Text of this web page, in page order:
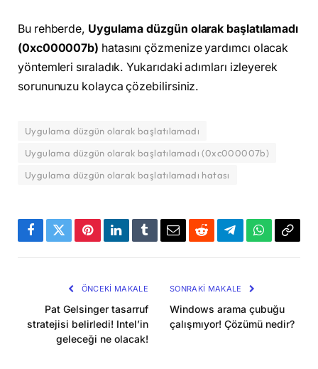
Bu rehberde, Uygulama düzgün olarak başlatılamadı
(0xc000007b) hatasını çözmenize yardımcı olacak
yöntemleri sıraladık. Yukarıdaki adımları izleyerek
sorununuzu kolayca çözebilirsiniz.
Uygulama düzgün olarak başlatılamadı
Uygulama düzgün olarak başlatılamadı (0xc000007b)
Uygulama düzgün olarak başlatılamadı hatası
Facebook
TwitterPinterestLinkedInTumblrEmailRedditTelegramWhatsApp
ÖNCEKI MAKALE
Pat Gelsinger tasarruf
stratejisi belirledi! Intel’in
geleceği ne olacak!
SONRAKI MAKALE
Windows arama çubuğu
çalışmıyor! Çözümü nedir?